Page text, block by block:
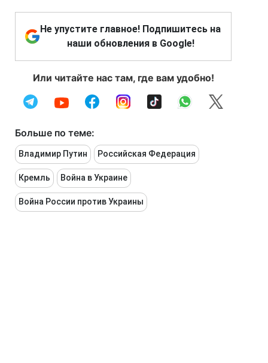
Не упустите главное! Подпишитесь на
наши обновления в Google!
Или читайте нас там, где вам удобно!
Больше по теме:
Владимир Путин Российская Федерация
Кремль Война в Украине
Война России против Украины